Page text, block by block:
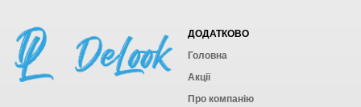
ДОДАТКОВО
Головна
Акції
Про компанію